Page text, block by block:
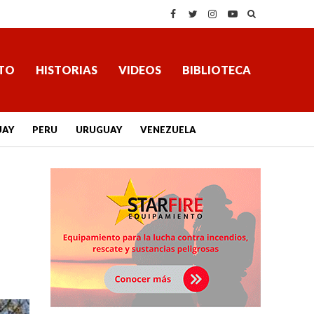
HISTORIAS VIDEOS BIBLIOTECA
PERU URUGUAY VENEZUELA